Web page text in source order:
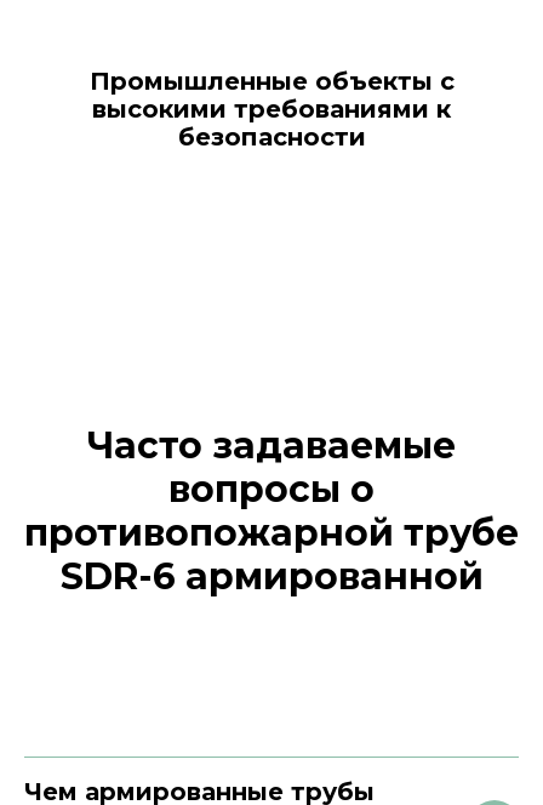
Промышленные объекты с
высокими требованиями к
безопасности
Часто задаваемые
вопросы о
противопожарной трубе
SDR-6 армированной
Чем армированные трубы